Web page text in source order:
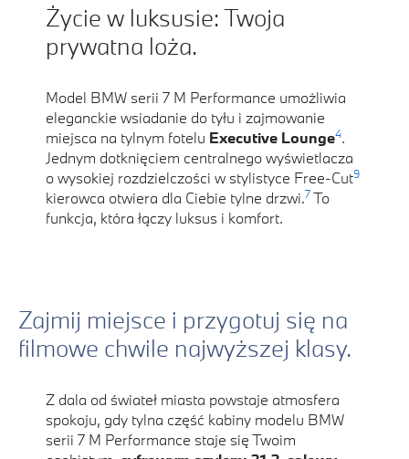
Życie w luksusie: Twoja
prywatna loża.
Model BMW serii 7 M Performance umożliwia
eleganckie wsiadanie do tyłu i zajmowanie
miejsca na tylnym fotelu Executive Lounge4.
Jednym dotknięciem centralnego wyświetlacza
o wysokiej rozdzielczości w stylistyce Free-Cut9
kierowca otwiera dla Ciebie tylne drzwi.7To
funkcja, która łączy luksus i komfort.
Zajmij miejsce i przygotuj się na
filmowe chwile najwyższej klasy.
Z dala od świateł miasta powstaje atmosfera
spokoju, gdy tylna część kabiny modelu BMW
serii 7 M Performance staje się Twoim